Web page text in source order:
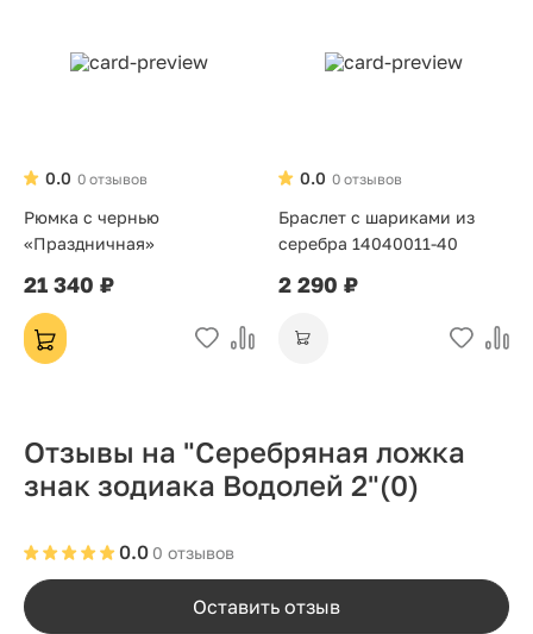
0 отзывов
0.0
Рюмка с чернью
«Праздничная»
21 340 ₽
0 отзывов
0.0
Браслет с шариками из
серебра 14040011-40
2 290 ₽
Отзывы на "Серебряная ложка
знак зодиака Водолей 2"(0)
0 отзывов
0.0
Оставить отзыв